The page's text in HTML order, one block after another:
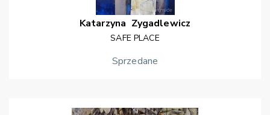
Katarzyna Zygadlewicz
SAFE PLACE
Sprzedane